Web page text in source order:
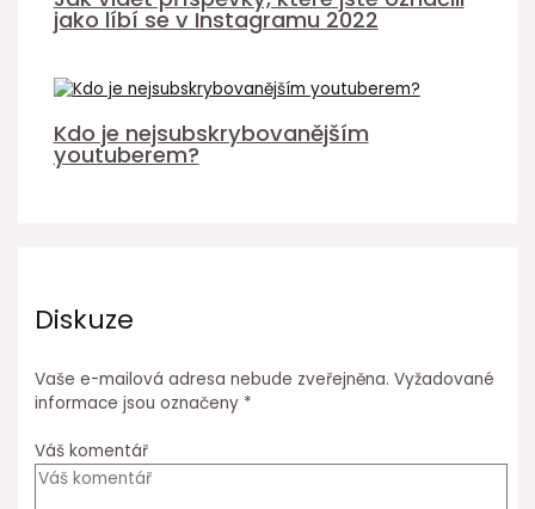
jako líbí se v Instagramu 2022
Kdo je nejsubskrybovanějším
youtuberem?
Diskuze
Vaše e-mailová adresa nebude zveřejněna. Vyžadované
informace jsou označeny *
Váš komentář